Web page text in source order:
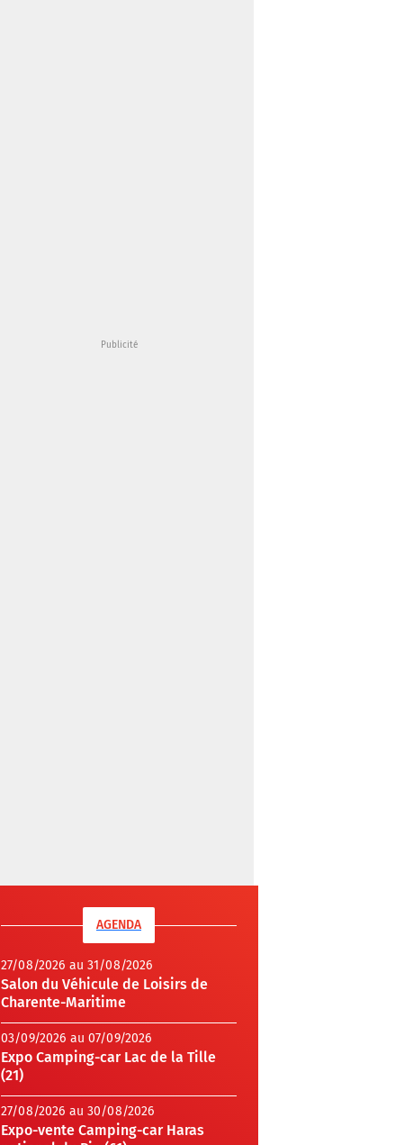
AGENDA
27/08/2026 au 31/08/2026
Salon du Véhicule de Loisirs de
Charente-Maritime
03/09/2026 au 07/09/2026
Expo Camping-car Lac de la Tille
(21)
27/08/2026 au 30/08/2026
Expo-vente Camping-car Haras